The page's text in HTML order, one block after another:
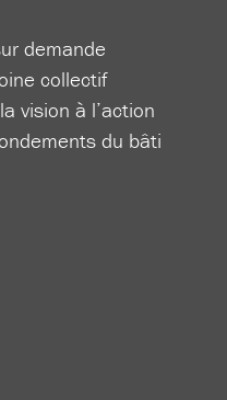
demande
collectif
vision à l’action
du bâti